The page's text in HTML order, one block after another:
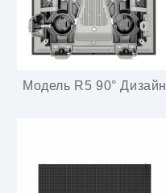
Модель R5 90° Дизайн